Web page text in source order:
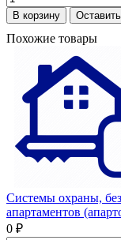
В корзину
Похожие товары
Системы охраны,
апартаментов
0 ₽